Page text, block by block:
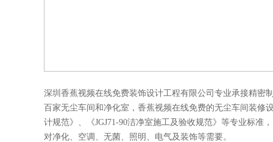
深圳香蕉视频在线免费装饰设计工程有限公司专业承接精密
百家无尘车间和净化室，香蕉视频在线免费的无尘车间装修
计规范》、《JGJ71-90洁净室施工及验收规范》等专业标准
对净化、空调、无菌、照明、电气及装饰等需要。